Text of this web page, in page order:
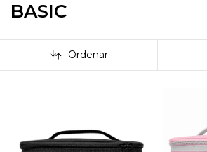
BASIC
Ordenar